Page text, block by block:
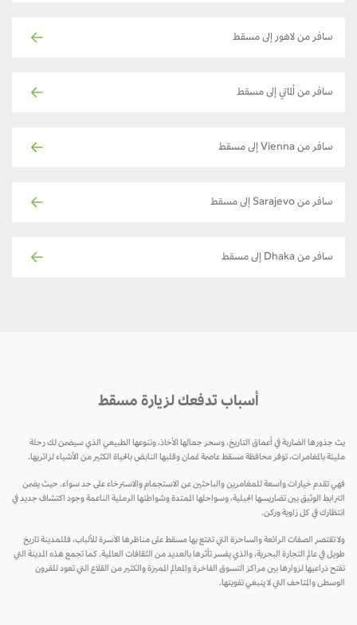
سافر من لاهور إلى مسقط
سافر من ألماتي إلى مسقط
سافر من Vienna إلى مسقط
سافر من Sarajevo إلى مسقط
سافر من Dhaka إلى مسقط
أسباب تدفعك لزيارة مسقط
يث جذورها الضاربة في أعماق التاريخ، وسحر جمالها الأخاذ، وتنوعها الطبيعي الذي سيضمن لك رحلة
مليئة بالمغامرات، توفر محافظة مسقط عاصمة عُمان وقلبها النابض بالحياة الكثير من الأشياء لزائريها.
فهي تقدم خيارات واسعة للمغامرين والباحثين عن الاستجمام والاسترخاء على حد سواء. حيث يضمن
الترابط الوثيق بين تضاريسها الجبلية، وسواحلها الممتدة وشواطئها الرملية الناعمة وجود اكتشاف جديد في
انتظارك في كل زاوية وركن.
ولا تقتصر الصفات الرائعة والساحرة التي تتمتع بها مسقط على مناظرها الآسرة للألباب، فللمدينة تاريخ
طويل في عالم التجارة البحرية، والذي يفسر تأثرها بالعديد من الثقافات العالمية. كما تجمع هذه المدينة التي
تفتح ذراعيها لزوارها بين مراكز التسوق الفاخرة والمعالم المميزة والكثير من القلاع التي تعود للقرون
الوسطى والمتاحف التي لا ينبغي تفويتها.